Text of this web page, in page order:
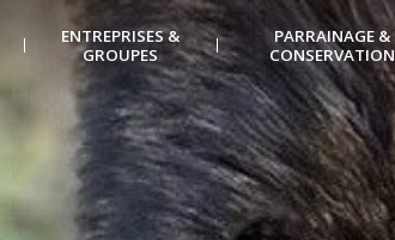
ENTREPRISES &
GROUPES
PARRAINAGE &
CONSERVATION